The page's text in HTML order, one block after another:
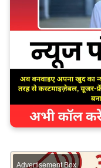
Advertisement Box